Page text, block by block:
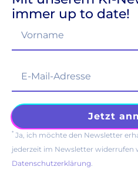
immer up to date!
* Ja, ich möchte den Newsletter
jederzeit im Newsletter widerrufen
Datenschutzerklärung